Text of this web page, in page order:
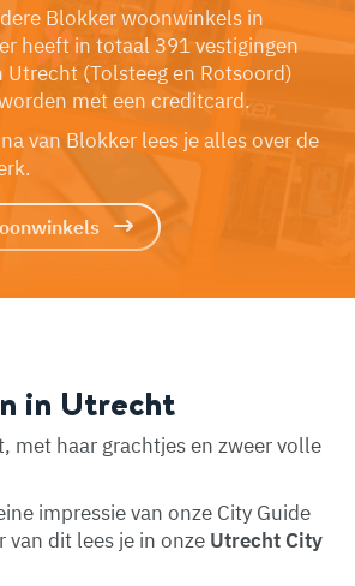
Blokker woonwinkels in
heeft in totaal 391 vestigingen
Utrecht (Tolsteeg en Rotsoord)
met een creditcard.
van Blokker lees je alles over de
in Utrecht
met haar grachtjes en zweer volle
impressie van onze City Guide
van dit lees je in onze Utrecht City